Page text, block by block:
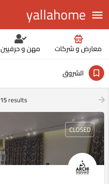
yallahome
معارض و شركات مهن و حرفيين
الشروق
15results
CLOSED